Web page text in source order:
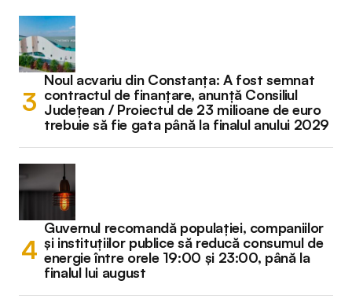
Noul acvariu din Constanța: A fost semnat
contractul de finanțare, anunță Consiliul
Județean / Proiectul de 23 milioane de euro
trebuie să fie gata până la finalul anului 2029
Guvernul recomandă populației, companiilor
și instituțiilor publice să reducă consumul de
energie între orele 19:00 și 23:00, până la
finalul lui august